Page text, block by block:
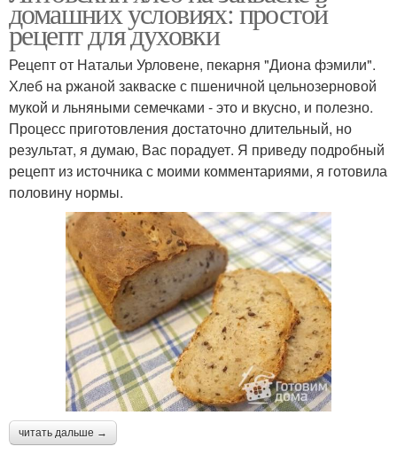
домашних условиях: простой
рецепт для духовки
Рецепт от Натальи Урловене, пекарня "Диона фэмили".
Хлеб на ржаной закваске с пшеничной цельнозерновой
мукой и льняными семечками - это и вкусно, и полезно.
Процесс приготовления достаточно длительный, но
результат, я думаю, Вас порадует. Я приведу подробный
рецепт из источника с моими комментариями, я готовила
половину нормы.
читать дальше →